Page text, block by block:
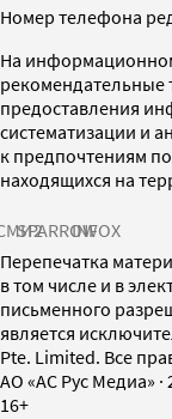
Номер телефона
На
предоставления
систематизации и
к предпочтениям
находящихся на
SPARROWINFOX
Перепечатка
в том числе и в
письменного
является
Pte. Limited. Все
AO «АС Рус Медиа» ·
16+